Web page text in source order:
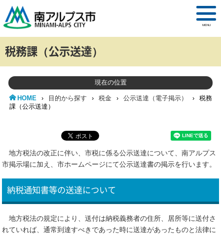
MENU
税務課（公示送達）
現在の位置
HOME › 目的から探す › 税金 › 公示送達（電子掲示） ›
税務
課（公示送達）
地方税法の改正に伴い、市税に係る公示送達について、南アルプス
市掲示場に加え、市ホームページにて公示送達書の掲示を行います。
納税通知書等の送達について
地方税法の規定により、送付は納税義務者の住所、居所等に送付さ
れていれば、通常到達すべきであった時に送達があったものと法律に